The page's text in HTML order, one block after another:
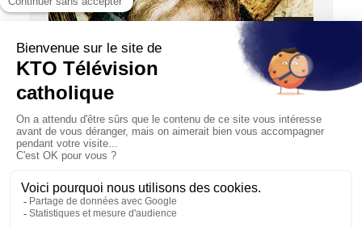
LA FOI PRISE AU MOT
Cette semaine La foi prise au mot s’attarde sur un
personnage que nous connaissons tous : Benoît
de Nursie, autr...